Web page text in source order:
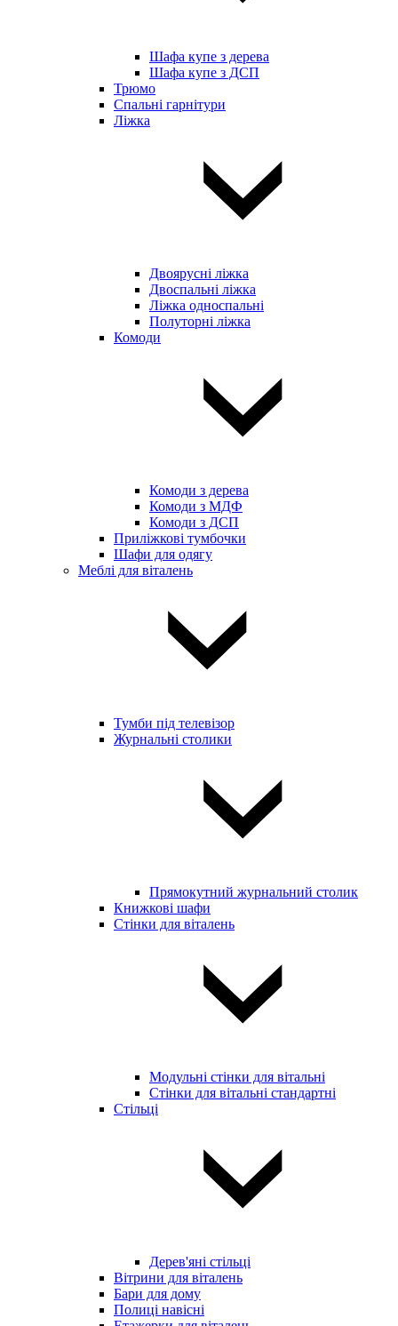
Шафа купе з дерева
Шафа купе з ДСП
Трюмо
Спальні гарнітури
Ліжка
Двоярусні ліжка
Двоспальні ліжка
Ліжка односпальні
Полуторні ліжка
Комоди
Комоди з дерева
Комоди з МДФ
Комоди з ДСП
Приліжкові тумбочки
Шафи для одягу
Меблі для віталень
Тумби під телевізор
Журнальні столики
Прямокутний журнальний столик
Книжкові шафи
Стінки для віталень
Модульні стінки для вітальні
Стінки для вітальні стандартні
Стільці
Дерев'яні стільці
Вітрини для віталень
Бари для дому
Полиці навісні